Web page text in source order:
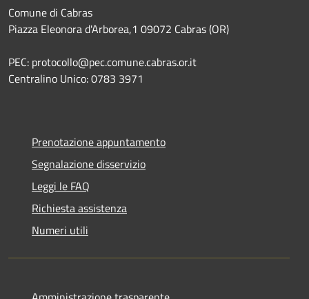
Comune di Cabras
Piazza Eleonora d'Arborea,1 09072 Cabras (OR)
PEC: protocollo@pec.comune.cabras.or.it
Centralino Unico: 0783 3971
Prenotazione appuntamento
Segnalazione disservizio
Leggi le FAQ
Richiesta assistenza
Numeri utili